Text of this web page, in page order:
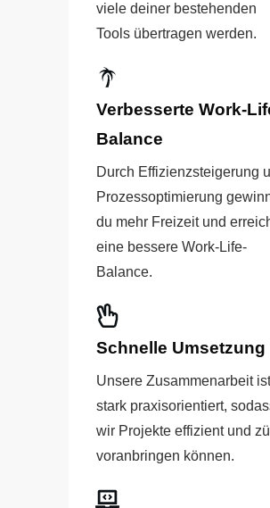
viele deiner bestehenden
Tools übertragen werden.
Verbesserte Work-
Balance
Durch Effizienzsteigerung
Prozessoptimierung
du mehr Freizeit und
eine bessere Work-Life-
Balance.
Schnelle Umsetzung
Unsere Zusammenarbeit ist
stark praxisorientiert,
wir Projekte effizient und
voranbringen können.